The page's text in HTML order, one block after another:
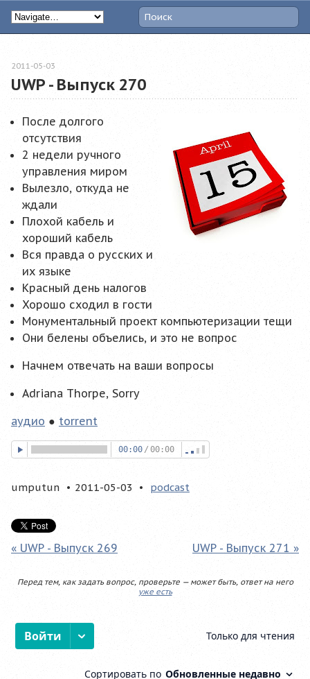
UWP - Выпуск 270
2011-05-03
После долгого
отсутствия
2 недели ручного
управления миром
Вылезло, откуда не
ждали
Плохой кабель и
хороший кабель
Вся правда о русских и
их языке
Красный день налогов
Хорошо сходил в гости
Монументальный проект компьютеризации тещи
Они белены объелись, и это не вопрос
Начнем отвечать на ваши вопросы
Adriana Thorpe, Sorry
аудио ● torrent
00:00 / 00:00
umputun 2011-05-03 podcast
« UWP - Выпуск 269 UWP - Выпуск 271 »
Перед тем, как задать вопрос, проверьте — может быть, ответ на него
уже есть